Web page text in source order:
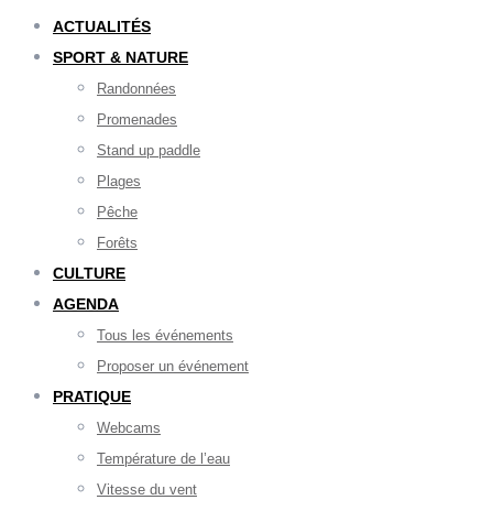
ACTUALITÉS
SPORT & NATURE
Randonnées
Promenades
Stand up paddle
Plages
Pêche
Forêts
CULTURE
AGENDA
Tous les événements
Proposer un événement
PRATIQUE
Webcams
Température de l’eau
Vitesse du vent